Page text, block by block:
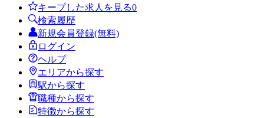
キープした求人を見る0
検索履歴
新規会員登録(無料)
ログイン
ヘルプ
エリアから探す
駅から探す
職種から探す
特徴から探す